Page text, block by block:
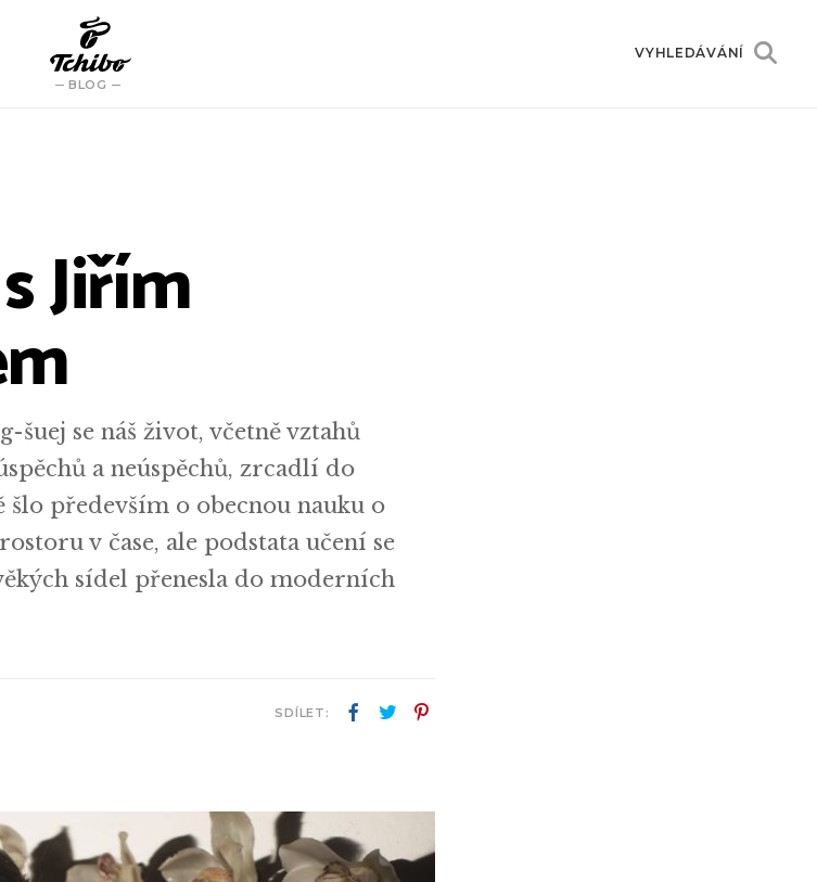
BLOG
VYHLEDÁVÁNÍ
Jiřím
šuej se náš život, včetně vztahů
a neúspěchů, zrcadlí do
šlo především o obecnou nauku o
v čase, ale podstata učení se
sídel přenesla do moderních
SDÍLET: